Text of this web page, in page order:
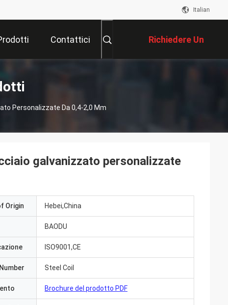
Italian
Contattici Richiedere Un
Preventivo
Personalizzate Da 0,4-2,0 Mm
galvanizzato personalizzate
Origin Hebei,China
BAODU
ISO9001,CE
Steel Coil
Brochure del prodotto PDF